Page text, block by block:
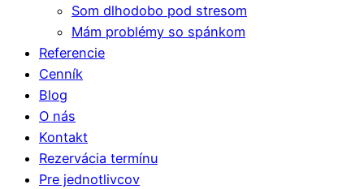
Som dlhodobo pod stresom
Mám problémy so spánkom
Referencie
Cenník
Blog
O nás
Kontakt
Rezervácia termínu
Pre jednotlivcov